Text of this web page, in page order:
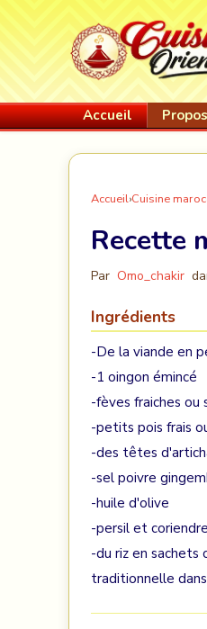
Accueil
Accueil›Cuisine
Recette
Par Omo_chakir
Ingrédients
-De la viande en
-1 oingon émincé
-fèves fraiches ou
-petits pois frais
-des têtes
-sel poivre
-huile d'olive
-persil et
-du riz en sachets
traditionnelle